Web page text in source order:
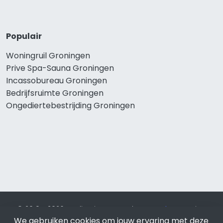
Populair
Woningruil Groningen
Prive Spa-Sauna Groningen
Incassobureau Groningen
Bedrijfsruimte Groningen
Ongediertebestrijding Groningen
© 2019 - 2026 Realisatie en SEO door SEO-bureau
Lion
Internet. Betaal alleen voor bewezen resultaten?SEO